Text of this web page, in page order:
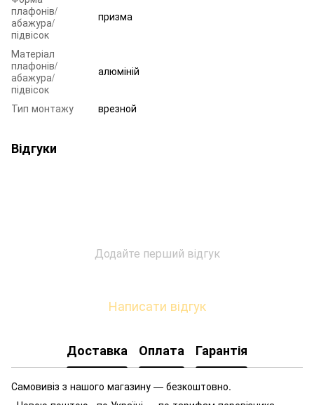
плафонів/
абажура/
підвісок
призма
Матеріал
плафонів/
абажура/
підвісок
алюміній
Тип монтажу врезной
Відгуки
Додайте перший відгук
Написати відгук
Доставка Оплата Гарантія
Самовивіз з нашого магазину — безкоштовно.